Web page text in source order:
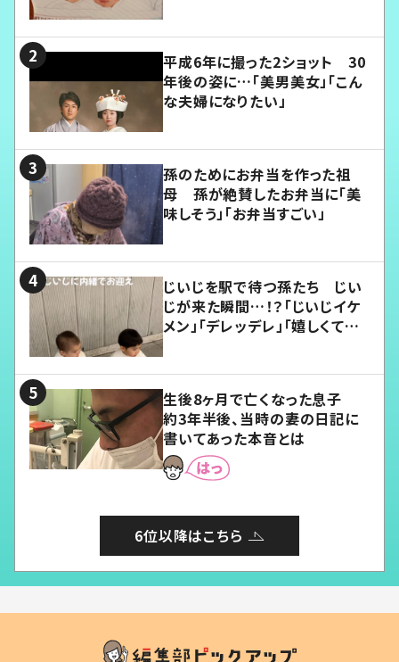
平成6年に撮った2ショット 30
年後の姿に…「美男美女」「こん
な夫婦になりたい」
孫のためにお弁当を作った祖
母 孫が絶賛したお弁当に「美
味しそう」「お弁当すごい」
じいじを駅で待つ孫たち じい
じが来た瞬間…！？「じいじイケ
メン」「デレッデレ」「嬉しくて可
生後8ヶ月で亡くなった息子
約3年半後、当時の妻の日記に
書いてあった本音とは
6位以降はこちら